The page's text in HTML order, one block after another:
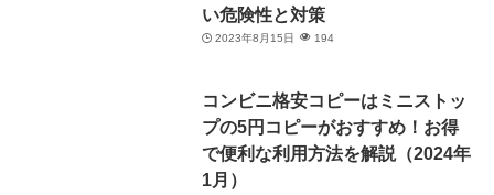
い危険性と対策
2023年8月15日 194
コンビニ格安コピーはミニストッ
プの5円コピーがおすすめ！お得
で便利な利用方法を解説（2024年
1月）